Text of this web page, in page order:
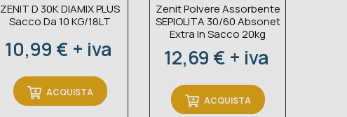
ZENIT D 30K DIAMIX PLUS
Sacco Da 10 KG/18LT
Prezzo
10,99 € + iva
ACQUISTA
Zenit Polvere Assorbente
SEPIOLITA 30/60 Absonet
Extra In Sacco 20kg
Prezzo
12,69 € + iva
ACQUISTA